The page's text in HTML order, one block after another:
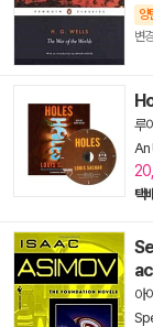
양
변경
루
An
택
아